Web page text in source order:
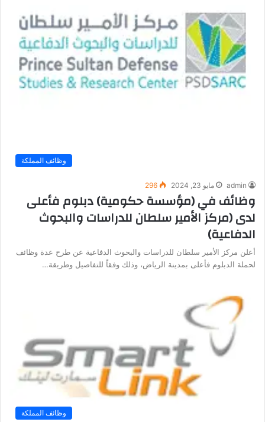
وظائف المملكة
admin مايو 23, 2024 296
وظائف في (مؤسسة حكومية) دبلوم فأعلى
لدى (مركز الأمير سلطان للدراسات والبحوث
الدفاعية)
أعلن مركز الأمير سلطان للدراسات والبحوث الدفاعية عن طرح عدة وظائف
لحملة الدبلوم فأعلى بمدينة الرياض، وذلك وفقاً للتفاصيل وطريقة…
وظائف المملكة